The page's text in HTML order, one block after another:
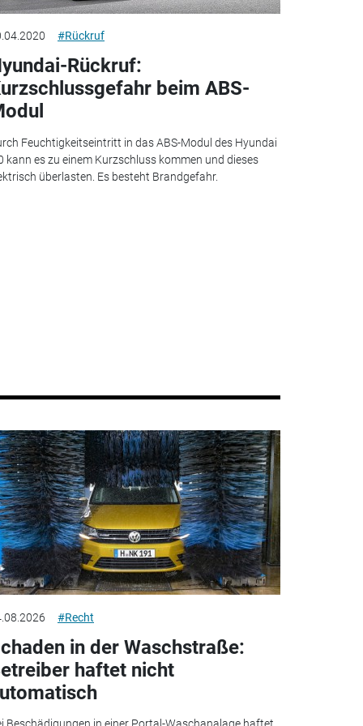
#Rückruf
Rückruf:
beim ABS-
Feuchtigkeitseintritt in das ABS-Modul des Hyundai
kann es zu einem Kurzschluss kommen und dieses
überlasten. Es besteht Brandgefahr.
#Recht
in der Waschstraße:
haftet nicht